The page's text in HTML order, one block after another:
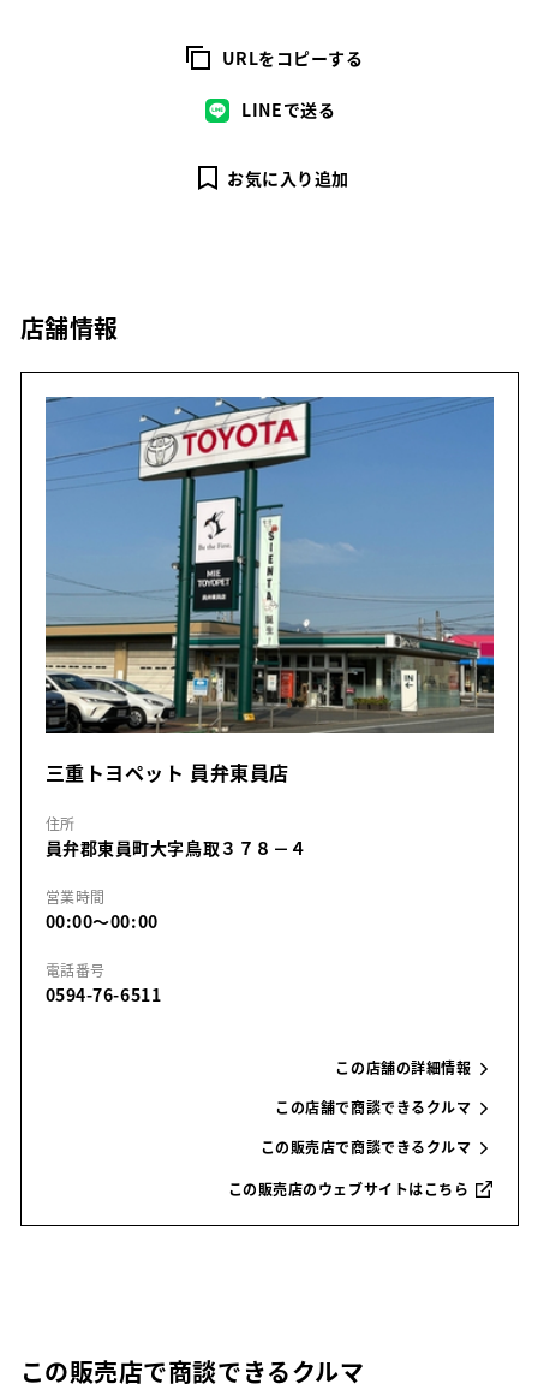
URLをコピーする
LINEで送る
お気に入り追加
店舗情報
三重トヨペット 員弁東員店
住所
員弁郡東員町大字鳥取３７８－４
営業時間
00:00～00:00
電話番号
0594-76-6511
この店舗の詳細情報
この店舗で商談できるクルマ
この販売店で商談できるクルマ
この販売店のウェブサイトはこちら
この販売店で商談できるクルマ